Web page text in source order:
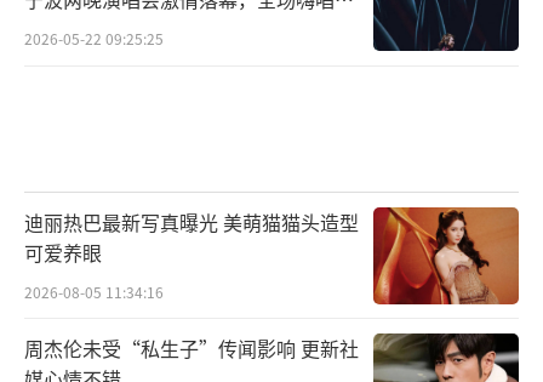
围炸裂
2026-05-22 09:25:25
迪丽热巴最新写真曝光 美萌猫猫头造型
可爱养眼
2026-08-05 11:34:16
周杰伦未受“私生子”传闻影响 更新社